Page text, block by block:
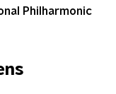
Philharmonic